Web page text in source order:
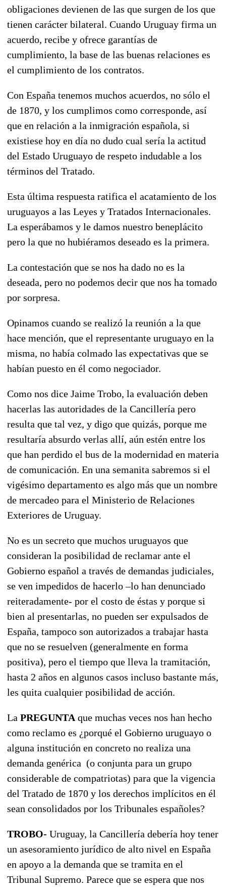
obligaciones devienen de las que surgen de los que
tienen carácter bilateral. Cuando Uruguay firma un
acuerdo, recibe y ofrece garantías de
cumplimiento, la base de las buenas relaciones es
el cumplimiento de los contratos.
Con España tenemos muchos acuerdos, no sólo el
de 1870, y los cumplimos como corresponde, así
que en relación a la inmigración española, si
existiese hoy en día no dudo cual sería la actitud
del Estado Uruguayo de respeto indudable a los
términos del Tratado.
Esta última respuesta ratifica el acatamiento de los
uruguayos a las Leyes y Tratados Internacionales.
La esperábamos y le damos nuestro beneplácito
pero la que no hubiéramos deseado es la primera.
La contestación que se nos ha dado no es la
deseada, pero no podemos decir que nos ha tomado
por sorpresa.
Opinamos cuando se realizó la reunión a la que
hace mención, que el representante uruguayo en la
misma, no había colmado las expectativas que se
habían puesto en él como negociador.
Como nos dice Jaime Trobo, la evaluación deben
hacerlas las autoridades de la Cancillería pero
resulta que tal vez, y digo que quizás, porque me
resultaría absurdo verlas allí, aún estén entre los
que han perdido el bus de la modernidad en materia
de comunicación. En una semanita sabremos si el
vigésimo departamento es algo más que un nombre
de mercadeo para el Ministerio de Relaciones
Exteriores de Uruguay.
No es un secreto que muchos uruguayos que
consideran la posibilidad de reclamar ante el
Gobierno español a través de demandas judiciales,
se ven impedidos de hacerlo –lo han denunciado
reiteradamente- por el costo de éstas y porque si
bien al presentarlas, no pueden ser expulsados de
España, tampoco son autorizados a trabajar hasta
que no se resuelven (generalmente en forma
positiva), pero el tiempo que lleva la tramitación,
hasta 2 años en algunos casos incluso bastante más,
les quita cualquier posibilidad de acción.
La PREGUNTA que muchas veces nos han hecho
como reclamo es ¿porqué el Gobierno uruguayo o
alguna institución en concreto no realiza una
demanda genérica (o conjunta para un grupo
considerable de compatriotas) para que la vigencia
del Tratado de 1870 y los derechos implícitos en él
sean consolidados por los Tribunales españoles?
TROBO- Uruguay, la Cancillería debería hoy tener
un asesoramiento jurídico de alto nivel en España
en apoyo a la demanda que se tramita en el
Tribunal Supremo. Parece que se espera que nos